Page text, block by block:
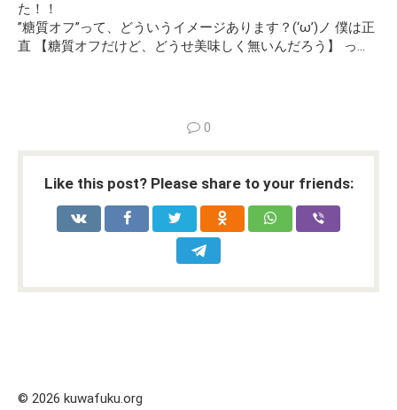
た！！
”糖質オフ”って、どういうイメージあります？(‘ω’)ノ 僕は正
直 【糖質オフだけど、どうせ美味しく無いんだろう】 っ…
0
Like this post? Please share to your friends:
© 2026 kuwafuku.org